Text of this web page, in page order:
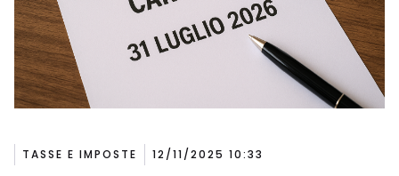
TASSE E IMPOSTE 12/11/2025 10:33